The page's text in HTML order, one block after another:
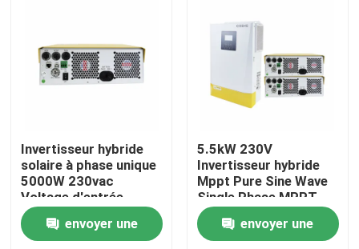
À la maison
Produits
Invertisseur hybride
solaire à phase unique
5000W 230vac
Voltage d'entrée
accepte OEM CE
Certifié IECenvoyer une
5.5kW 230V
Invertisseur hybride
Mppt Pure Sine Wave
Single Phase MPPT
120V-450V Détection
automatiqueenvoyer une